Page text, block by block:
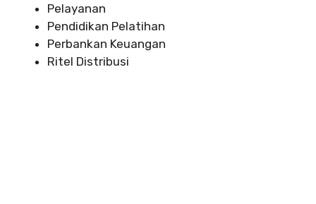
Pelayanan
Pendidikan Pelatihan
Perbankan Keuangan
Ritel Distribusi